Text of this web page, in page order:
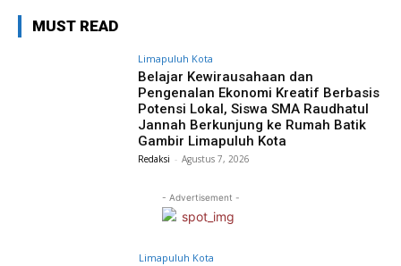
MUST READ
Limapuluh Kota
Belajar Kewirausahaan dan
Pengenalan Ekonomi Kreatif Berbasis
Potensi Lokal, Siswa SMA Raudhatul
Jannah Berkunjung ke Rumah Batik
Gambir Limapuluh Kota
Redaksi - Agustus 7, 2026
- Advertisement -
Limapuluh Kota